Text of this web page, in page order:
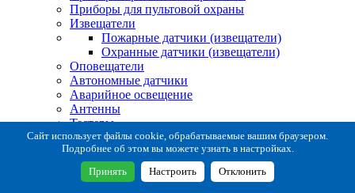
Приборы для пультовой охраны
Извещатели
Пожарные датчики (извещатели)
Охранные датчики (извещатели)
Оповещатели
Автономные датчики
Аварийное освещение
Антенны
Тестеры
Система сбора извещений
Расходные и монтажные материалы
Коробки коммутационные
Кронштейны для извещателей
Сайт использует файлы cookie, обрабатываемые вашим браузером.
Подробнее об этом вы можете узнать в настройках.
Принять Настроить Отклонить